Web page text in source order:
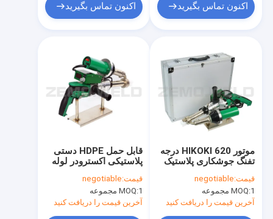
اکنون تماس بگیرید اکنون تماس بگیرید
قابل حمل HDPE دستی
پلاستیکی اکسترودر لوله
قیمت:negotiable
MOQ:1 مجموعه
آخرین قیمت را دریافت کنید
موتور HIKOKI 620 درجه
تفنگ جوشکاری پلاستیک
قیمت:negotiable
MOQ:1 مجموعه
آخرین قیمت را دریافت کنید